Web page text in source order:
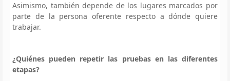
Asimismo, también depende de los lugares marcados por
parte de la persona oferente respecto a dónde quiere
trabajar.
¿Quiénes pueden repetir las pruebas en las diferentes
etapas?